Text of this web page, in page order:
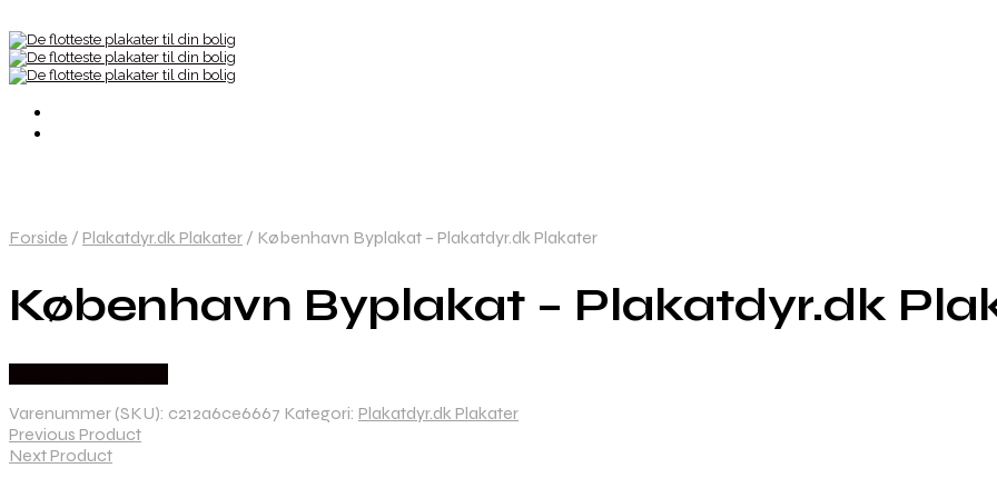
Forside / Plakatdyr.dk Plakater / København Byplakat – Plakatdyr.dk Plakater
København Byplakat – Plakatdyr.dk
Varenummer (SKU): c212a6ce6667 Kategori: Plakatdyr.dk Plakater
Previous Product
Next Product